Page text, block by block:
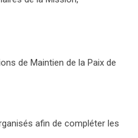
de Maintien de la Paix de
afin de compléter les